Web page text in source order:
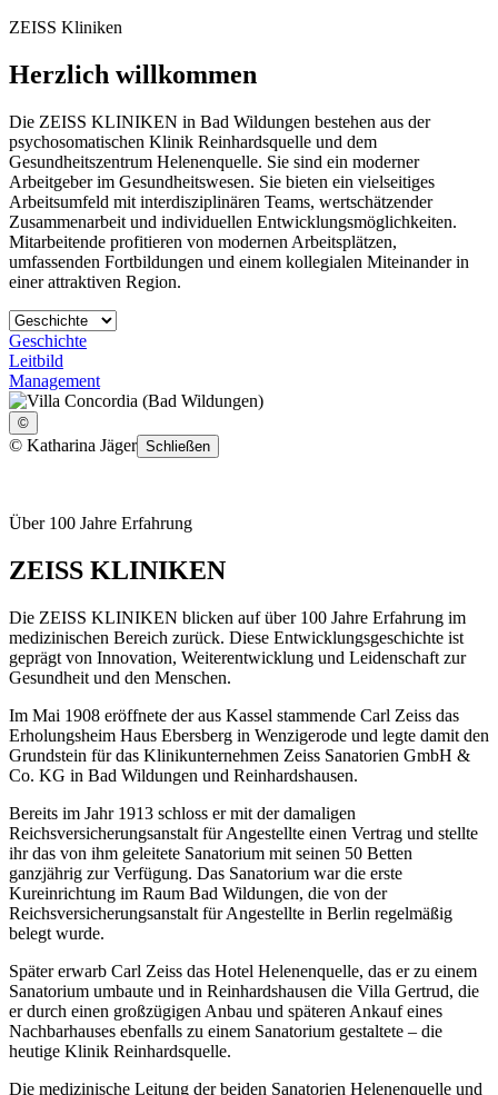
ZEISS Kliniken
Herzlich willkommen
Die ZEISS KLINIKEN in Bad Wildungen bestehen aus der
psychosomatischen Klinik Reinhardsquelle und dem
Gesundheitszentrum Helenenquelle. Sie sind ein moderner
Arbeitgeber im Gesundheitswesen. Sie bieten ein vielseitiges
Arbeitsumfeld mit interdisziplinären Teams, wertschätzender
Zusammenarbeit und individuellen Entwicklungsmöglichkeiten.
Mitarbeitende profitieren von modernen Arbeitsplätzen,
umfassenden Fortbildungen und einem kollegialen Miteinander in
einer attraktiven Region.
Geschichte
Leitbild
Management
©
© Katharina Jäger Schließen
Über 100 Jahre Erfahrung
ZEISS KLINIKEN
Die ZEISS KLINIKEN blicken auf über 100 Jahre Erfahrung im
medizinischen Bereich zurück. Diese Entwicklungsgeschichte ist
geprägt von Innovation, Weiterentwicklung und Leidenschaft zur
Gesundheit und den Menschen.
Im Mai 1908 eröffnete der aus Kassel stammende Carl Zeiss das
Erholungsheim Haus Ebersberg in Wenzigerode und legte damit den
Grundstein für das Klinikunternehmen Zeiss Sanatorien GmbH &
Co. KG in Bad Wildungen und Reinhardshausen.
Bereits im Jahr 1913 schloss er mit der damaligen
Reichsversicherungsanstalt für Angestellte einen Vertrag und stellte
ihr das von ihm geleitete Sanatorium mit seinen 50 Betten
ganzjährig zur Verfügung. Das Sanatorium war die erste
Kureinrichtung im Raum Bad Wildungen, die von der
Reichsversicherungsanstalt für Angestellte in Berlin regelmäßig
belegt wurde.
Später erwarb Carl Zeiss das Hotel Helenenquelle, das er zu einem
Sanatorium umbaute und in Reinhardshausen die Villa Gertrud, die
er durch einen großzügigen Anbau und späteren Ankauf eines
Nachbarhauses ebenfalls zu einem Sanatorium gestaltete – die
heutige Klinik Reinhardsquelle.
Die medizinische Leitung der beiden Sanatorien Helenenquelle und